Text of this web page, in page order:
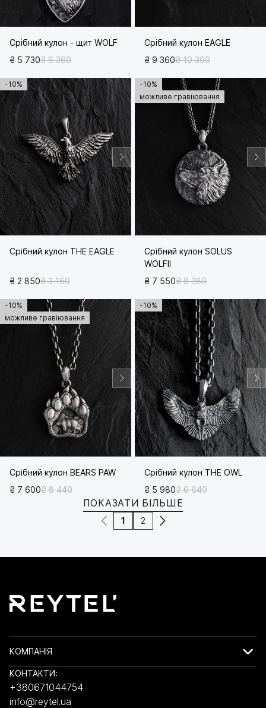
Срібний кулон - щит WOLF
₴ 5 730₴ 6 360
Срібний кулон EAGLE
₴ 9 360₴ 10 390
-10%
Срібний кулон THE EAGLE
₴ 2 850₴ 3 160
-10%
можливе гравіювання
Срібний кулон SOLUS
WOLFII
₴ 7 550₴ 8 380
-10%
можливе гравіювання
Срібний кулон BEARS PAW
₴ 7 600₴ 8 440
-10%
Срібний кулон THE OWL
₴ 5 980₴ 6 640
ПОКАЗАТИ БІЛЬШЕ
1 2
КОМПАНІЯ
КОНТАКТИ:
+380671044754
info@reytel.ua